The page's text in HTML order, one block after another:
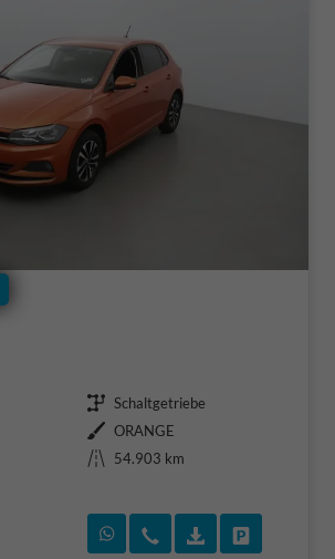
Getriebe Schaltgetriebe
Außenfarbe ORANGE
Kilometerstand
54.903 km
Rückruf vereinbaren
Wir rufen Sie an